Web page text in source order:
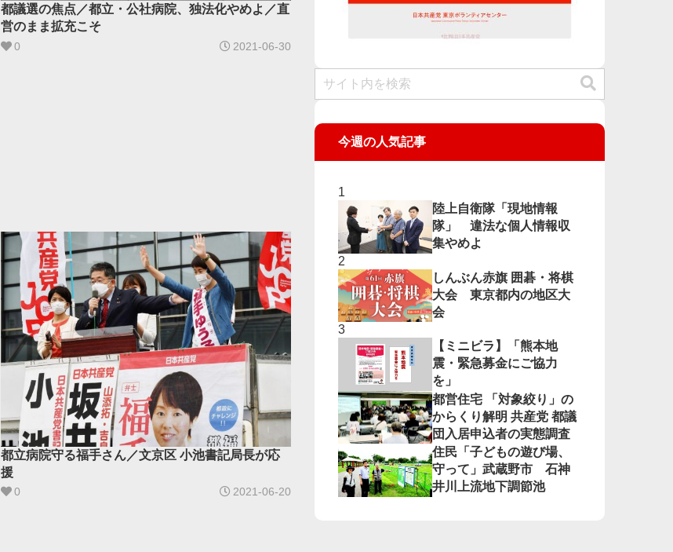
都議選の焦点／都立・公社病院、独法化やめよ／直
営のまま拡充こそ
0 2021-06-30
都立病院守る福手さん／文京区 小池書記局長が応
援
0 2021-06-20
今週の人気記事
陸上自衛隊「現地情報
隊」 違法な個人情報収
集やめよ
しんぶん赤旗 囲碁・将棋
大会 東京都内の地区大
会
【ミニビラ】「熊本地
震・緊急募金にご協力
を」
都営住宅 「対象絞り」の
からくり解明 共産党 都議
団入居申込者の実態調査
住民「子どもの遊び場、
守って」武蔵野市 石神
井川上流地下調節池